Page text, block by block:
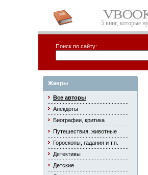
5 книг, которые
Поиск по сайту:
Жанры
Все авторы
Анекдоты
Биографии, критика
Путешествия, животные
Гороскопы, гадания и т.п.
Детективы
Детские